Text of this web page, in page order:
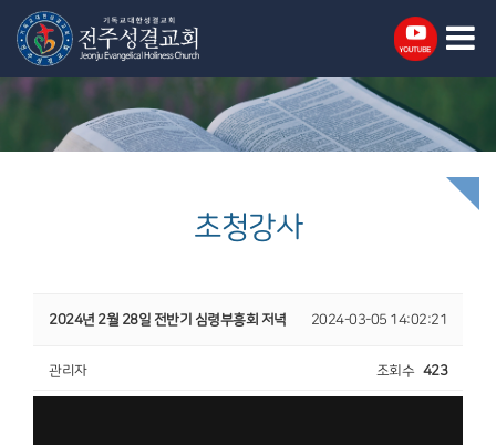
초청강사
2024년 2월 28일 전반기 심령부흥회 저녁 2024-03-05 14:02:21
관리자 조회수 423